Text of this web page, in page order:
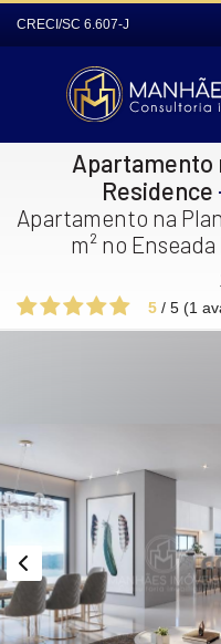
CRECI/SC 6.607-J
Apartamento
Residence
Apartamento na
m² no
5 / 5 (1